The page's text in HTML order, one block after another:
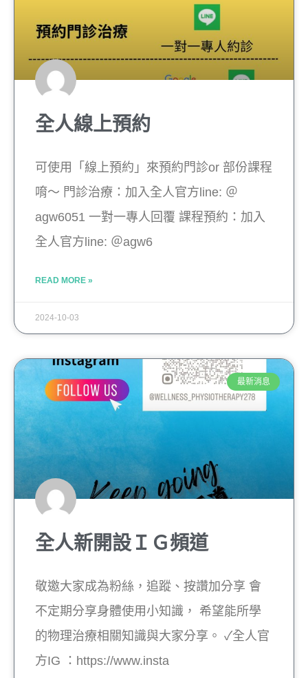
全人線上預約
可使用「線上預約」來預約門診or 部份課程
唷～ 門診治療：加入全人官方line: ＠
agw6051 一對一專人回覆 課程預約：加入
全人官方line: ＠agw6
READ MORE »
2024-10-03
最新消息
全人新開設ＩＧ頻道
敬邀大家成為粉絲，追蹤、按讚加分享 會
不定期分享身體使用小知識， 希望能所學
的物理治療相關知識與大家分享。 ✓全人官
方IG ：https://www.insta